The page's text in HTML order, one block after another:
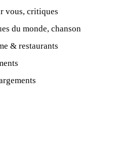
vous, critiques
du monde, chanson
& restaurants